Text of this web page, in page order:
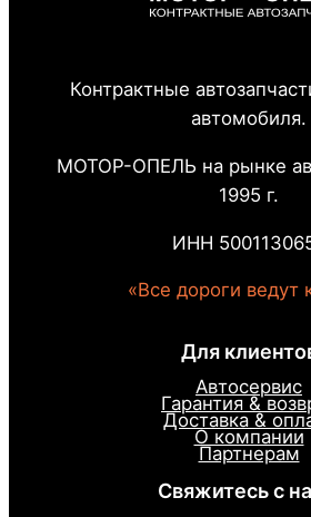
Контрактные
автомобиля.
МОТОР-ОПЕЛЬ на рынке
1995 г.
ИНН
«Все дороги ведут
Для
Автосервис
Гарантия &
Доставка &
О компании
Партнерам
Свяжитесь с